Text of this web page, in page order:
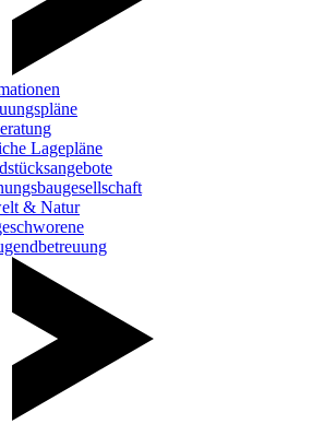
Lagepläne
& Natur